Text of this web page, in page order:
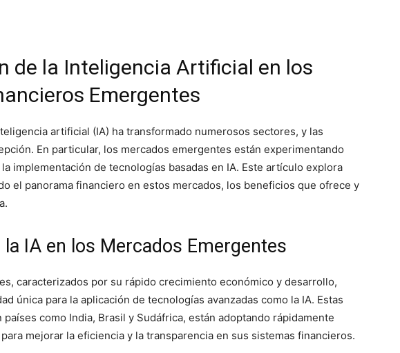
de la Inteligencia Artificial en los
Emergentes
artificial (IA) ha transformado numerosos sectores, y las
En particular, los mercados emergentes están experimentando
implementación de tecnologías basadas en IA. Este artículo explora
el panorama financiero en estos mercados, los beneficios que ofrece y
la IA en los Mercados Emergentes
caracterizados por su rápido crecimiento económico y desarrollo,
única para la aplicación de tecnologías avanzadas como la IA. Estas
como India, Brasil y Sudáfrica, están adoptando rápidamente
mejorar la eficiencia y la transparencia en sus sistemas financieros.